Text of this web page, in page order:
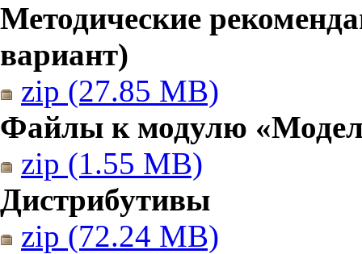
Методические
вариант)
zip (27.85 MB)
Файлы к модулю
zip (1.55 MB)
Дистрибутивы
zip (72.24 MB)